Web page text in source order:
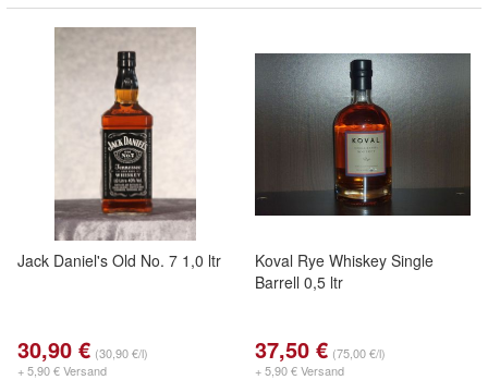
Jack Daniel's Old No. 7 1,0 ltr
30,90 € (30,90 €/l)
+ 5,90 € Versand
Koval Rye Whiskey Single
Barrell 0,5 ltr
37,50 € (75,00 €/l)
+ 5,90 € Versand